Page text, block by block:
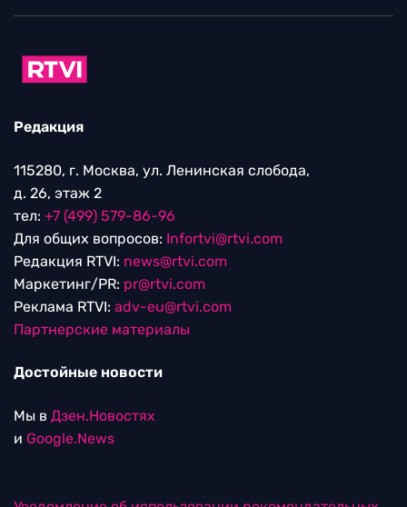
Редакция
115280, г. Москва, ул. Ленинская слобода,
д. 26, этаж 2
тел: +7 (499) 579-86-96
Для общих вопросов: Infortvi@rtvi.com
Редакция RTVI: news@rtvi.com
Маркетинг/PR: pr@rtvi.com
Реклама RTVI: adv-eu@rtvi.com
Партнерские материалы
Достойные новости
Мы в Дзен.Новостях
и Google.News